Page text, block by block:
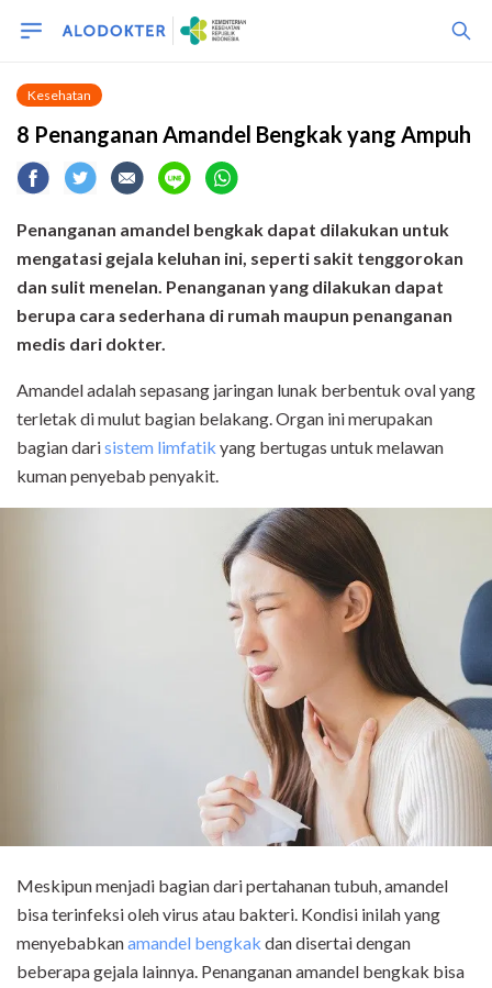
Kesehatan
8 Penanganan Amandel Bengkak yang Ampuh
Penanganan amandel bengkak dapat dilakukan untuk
mengatasi gejala keluhan ini, seperti sakit tenggorokan
dan sulit menelan. Penanganan yang dilakukan dapat
berupa cara sederhana di rumah maupun penanganan
medis dari dokter.
Amandel adalah sepasang jaringan lunak berbentuk oval yang
terletak di mulut bagian belakang. Organ ini merupakan
bagian darisistem limfatik yang bertugas untuk melawan
kuman penyebab penyakit.
Meskipun menjadi bagian dari pertahanan tubuh, amandel
bisa terinfeksi oleh virus atau bakteri. Kondisi inilah yang
menyebabkanamandel bengkak dan disertai dengan
beberapa gejala lainnya. Penanganan amandel bengkak bisa